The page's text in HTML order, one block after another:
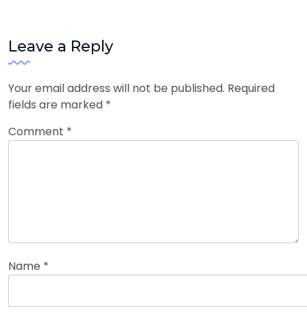
Leave a Reply
Your email address will not be published. Required
fields are marked *
Comment *
Name *